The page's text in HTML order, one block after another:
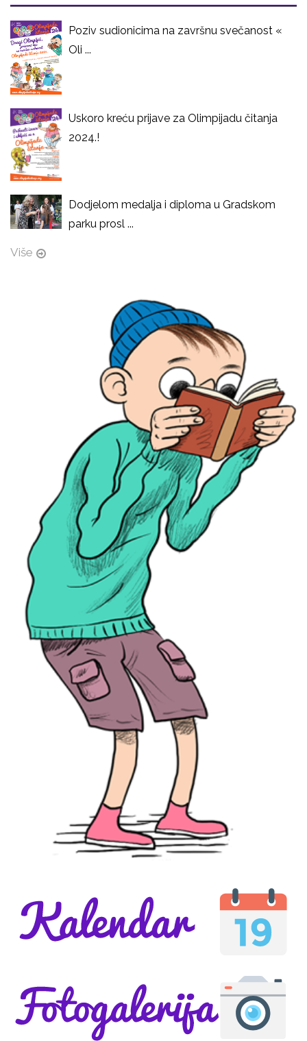
Poziv sudionicima na završnu svečanost «
Oli ...
Uskoro kreću prijave za Olimpijadu čitanja
2024.!
Dodjelom medalja i diploma u Gradskom
parku prosl ...
Više